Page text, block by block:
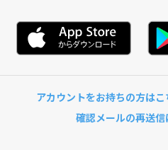
アカウントをお持ちの方はこ
確認メールの再送信